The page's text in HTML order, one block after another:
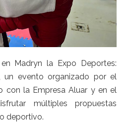
Madryn la Expo Deportes:
un evento organizado por el
con la Empresa Aluar y en el
múltiples propuestas
deportivo.